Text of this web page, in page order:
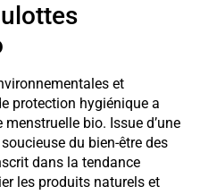
et
protection hygiénique a
bio. Issue d’une
du bien-être des
dans la tendance
les produits naturels et